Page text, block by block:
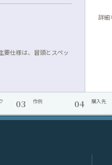
要仕様は、冒頭とスペッ
詳細
03 作例 04 購入先